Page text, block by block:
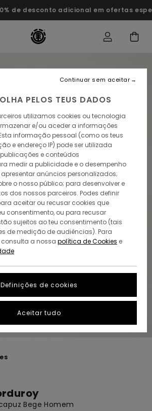
de desconto adicional em ofertas
Bege Homem
PELOS TEUS DADOS
utilizamos cookies ou tecnologia
e/ou aceder a informações
informação pessoal (como os teus
e endereço IP) pode ser utilizada
e conteúdos
medir a publicidade e o desempenho
anúncios personalizados;
o nosso público; para desenvolver e
dos nossos parceiros. Podes definir
aceitar ou recusar cookies que
consentimento, ou para recusar
sujeitos ao teu consentimento (tais
de medição de audiências). Para
a nossa política de Cookies e
Definições de cookies
Continuar sem aceitar
Aceitar tudo